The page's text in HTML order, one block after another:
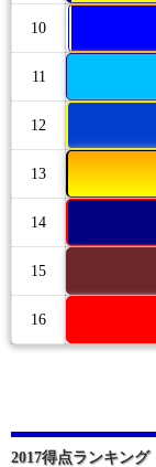
10
11
12
13
14
15
16
2017得点ランキング